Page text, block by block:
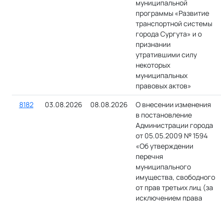
муниципальной
программы «Развитие
транспортной системы
города Сургута» и о
признании
утратившими силу
некоторых
муниципальных
правовых актов»
8182
03.08.2026 08.08.2026
О внесении изменения
в постановление
Администрации города
от 05.05.2009 № 1594
«Об утверждении
перечня
муниципального
имущества, свободного
от прав третьих лиц (за
исключением права